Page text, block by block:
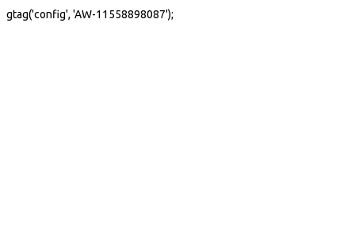
gtag('config', 'AW-11558898087');